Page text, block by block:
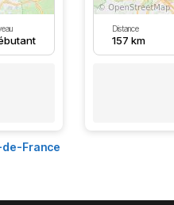
Distance
157 km
de-France